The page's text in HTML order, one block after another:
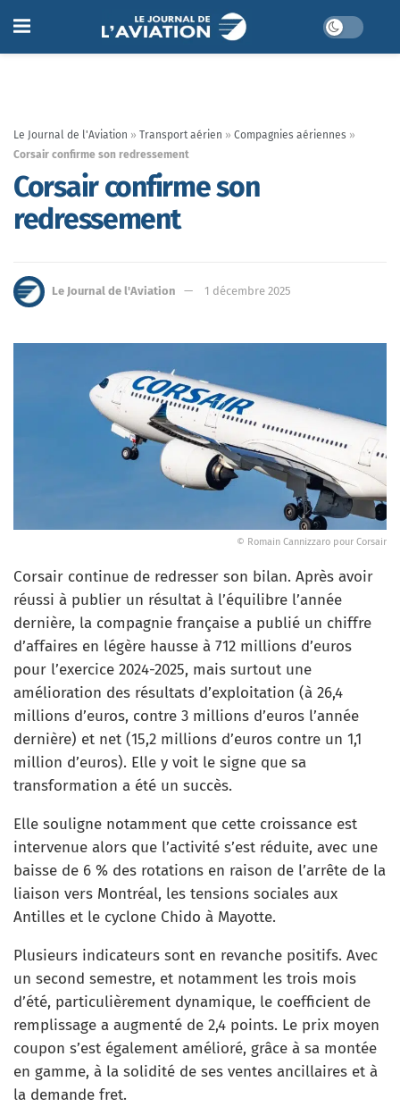
Le Journal de l'Aviation » Transport aérien » Compagnies aériennes »
Corsair confirme son redressement
Corsair confirme son
redressement
Le Journal de l'Aviation 1 décembre 2025
© Romain Cannizzaro pour Corsair
Corsair continue de redresser son bilan. Après avoir
réussi à publier un résultat à l’équilibre l’année
dernière, la compagnie française a publié un chiffre
d’affaires en légère hausse à 712 millions d’euros
pour l’exercice 2024-2025, mais surtout une
amélioration des résultats d’exploitation (à 26,4
millions d’euros, contre 3 millions d’euros l’année
dernière) et net (15,2 millions d’euros contre un 1,1
million d’euros). Elle y voit le signe que sa
transformation a été un succès.
Elle souligne notamment que cette croissance est
intervenue alors que l’activité s’est réduite, avec une
baisse de 6 % des rotations en raison de l’arrête de la
liaison vers Montréal, les tensions sociales aux
Antilles et le cyclone Chido à Mayotte.
Plusieurs indicateurs sont en revanche positifs. Avec
un second semestre, et notamment les trois mois
d’été, particulièrement dynamique, le coefficient de
remplissage a augmenté de 2,4 points. Le prix moyen
coupon s’est également amélioré, grâce à sa montée
en gamme, à la solidité de ses ventes ancillaires et à
la demande fret.